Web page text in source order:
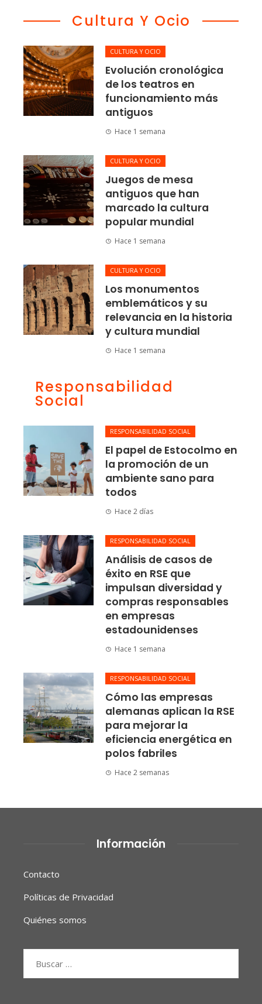
Cultura Y Ocio
CULTURA Y OCIO
Evolución cronológica
de los teatros en
funcionamiento más
antiguos
Hace 1 semana
CULTURA Y OCIO
Juegos de mesa
antiguos que han
marcado la cultura
popular mundial
Hace 1 semana
CULTURA Y OCIO
Los monumentos
emblemáticos y su
relevancia en la historia
y cultura mundial
Hace 1 semana
Responsabilidad
Social
RESPONSABILIDAD SOCIAL
El papel de Estocolmo en
la promoción de un
ambiente sano para
todos
Hace 2 días
RESPONSABILIDAD SOCIAL
Análisis de casos de
éxito en RSE que
impulsan diversidad y
compras responsables
en empresas
estadounidenses
Hace 1 semana
RESPONSABILIDAD SOCIAL
Cómo las empresas
alemanas aplican la RSE
para mejorar la
eficiencia energética en
polos fabriles
Hace 2 semanas
Información
Contacto
Políticas de Privacidad
Quiénes somos